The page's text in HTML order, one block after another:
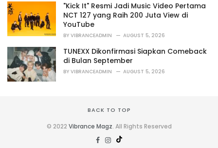
"Kick It" Resmi Jadi Music Video Pertama
NCT 127 yang Raih 200 Juta View di
YouTube
BY VIBRANCEADMIN AUGUST 5, 2026
TUNEXX Dikonfirmasi Siapkan Comeback
di Bulan September
BY VIBRANCEADMIN AUGUST 5, 2026
BACK TO TOP
© 2022 Vibrance Magz. All Rights Reserved